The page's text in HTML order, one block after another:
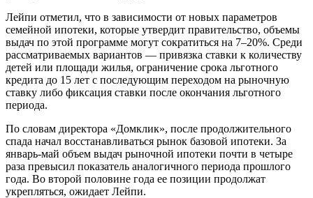
Лейпи отметил, что в зависимости от новых параметров
семейной ипотеки, которые утвердит правительство, объемы
выдач по этой программе могут сократиться на 7–20%. Среди
рассматриваемых вариантов — привязка ставки к количеству
детей или площади жилья, ограничение срока льготного
кредита до 15 лет с последующим переходом на рыночную
ставку либо фиксация ставки после окончания льготного
периода.
По словам директора «Домклик», после продолжительного
спада начал восстанавливаться рынок базовой ипотеки. За
январь-май объем выдач рыночной ипотеки почти в четыре
раза превысил показатель аналогичного периода прошлого
года. Во второй половине года ее позиции продолжат
укрепляться, ожидает Лейпи.